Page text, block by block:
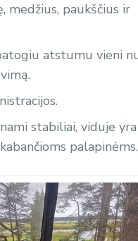
medžius, paukščius ir
atstumu vieni
stabiliai, viduje yra
palapinėms.